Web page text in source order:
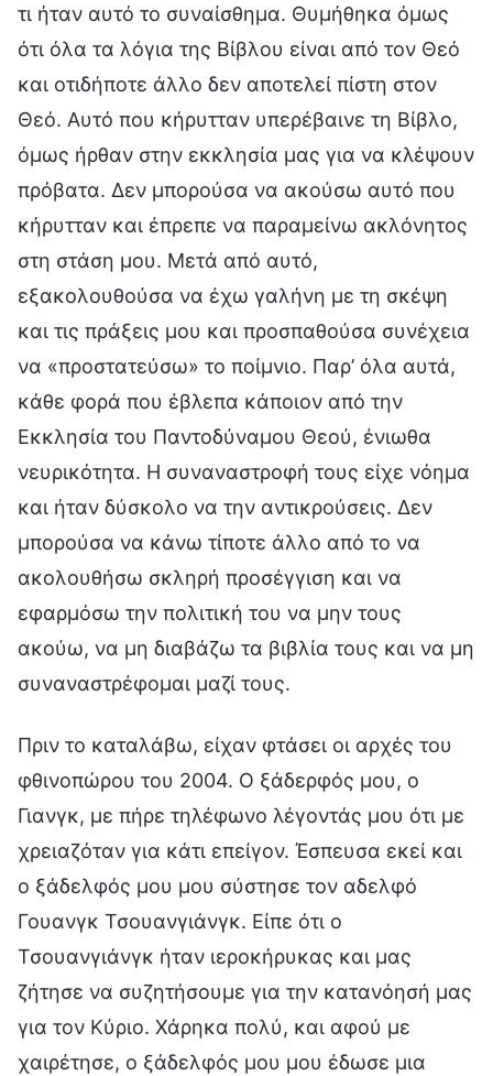
τι ήταν αυτό το συναίσθημα. Θυμήθηκα όμως
ότι όλα τα λόγια της Βίβλου είναι από τον Θεό
και οτιδήποτε άλλο δεν αποτελεί πίστη στον
Θεό. Αυτό που κήρυτταν υπερέβαινε τη Βίβλο,
όμως ήρθαν στην εκκλησία μας για να κλέψουν
πρόβατα. Δεν μπορούσα να ακούσω αυτό που
κήρυτταν και έπρεπε να παραμείνω ακλόνητος
στη στάση μου. Μετά από αυτό,
εξακολουθούσα να έχω γαλήνη με τη σκέψη
και τις πράξεις μου και προσπαθούσα συνέχεια
να «προστατεύσω» το ποίμνιο. Παρ’ όλα αυτά,
κάθε φορά που έβλεπα κάποιον από την
Εκκλησία του Παντοδύναμου Θεού, ένιωθα
νευρικότητα. Η συναναστροφή τους είχε νόημα
και ήταν δύσκολο να την αντικρούσεις. Δεν
μπορούσα να κάνω τίποτε άλλο από το να
ακολουθήσω σκληρή προσέγγιση και να
εφαρμόσω την πολιτική του να μην τους
ακούω, να μη διαβάζω τα βιβλία τους και να μη
συναναστρέφομαι μαζί τους.
Πριν το καταλάβω, είχαν φτάσει οι αρχές του
φθινοπώρου του 2004. Ο ξάδερφός μου, ο
Γιανγκ, με πήρε τηλέφωνο λέγοντάς μου ότι με
χρειαζόταν για κάτι επείγον. Έσπευσα εκεί και
ο ξάδελφός μου μου σύστησε τον αδελφό
Γουανγκ Τσουανγιάνγκ. Είπε ότι ο
Τσουανγιάνγκ ήταν ιεροκήρυκας και μας
ζήτησε να συζητήσουμε για την κατανόησή μας
για τον Κύριο. Χάρηκα πολύ, και αφού με
χαιρέτησε, ο ξάδελφός μου μου έδωσε μια